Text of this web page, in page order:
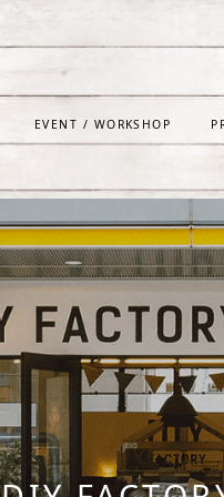
EVENT / WORKSHOP